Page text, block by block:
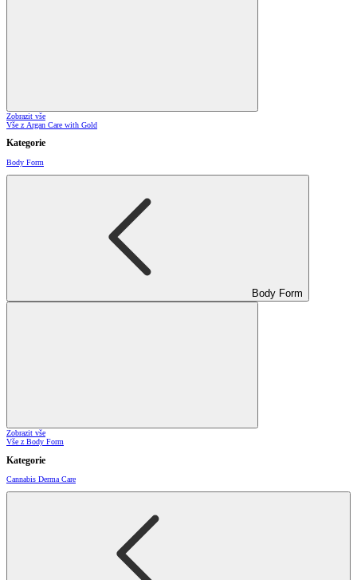
Zobrazit vše
Vše z Argan Care with Gold
Kategorie
Body Form
Body Form
Zobrazit vše
Vše z Body Form
Kategorie
Cannabis Derma Care